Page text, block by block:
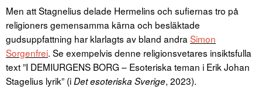
Men att Stagnelius delade Hermelins och sufiernas tro på
religioners gemensamma kärna och besläktade
gudsuppfattning har klarlagts av bland andra Simon
Sorgenfrei. Se exempelvis denne religionsvetares insiktsfulla
text ”I DEMIURGENS BORG – Esoteriska teman i Erik Johan
Stagelius lyrik” (iDet esoteriska Sverige, 2023).